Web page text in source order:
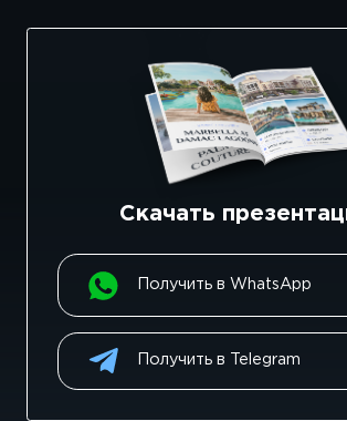
Скачать
Получить в WhatsApp
Получить в Telegram